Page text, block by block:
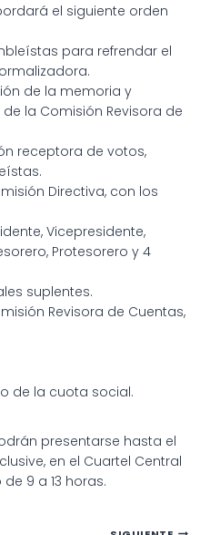
el siguiente orden
para refrendar el
de la memoria y
la Comisión Revisora de
receptora de votos,
Directiva, con los
Vicepresidente,
Protesorero y 4
suplentes.
Revisora de Cuentas,
de la cuota social.
presentarse hasta el
en el Cuartel Central
9 a 13 horas.